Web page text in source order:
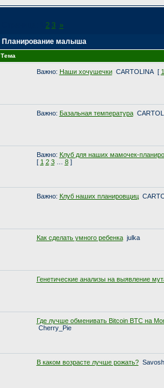
Планирование малыша
2 3 »
Тема
Важно: Наши хочушечки CARTOLINA [ 1
Важно: Базальная температура
Важно: Клуб для наших мамочек-
[ 1 2 3 8 ]
Важно: Клуб наших планировщиц
Как сделать умного ребенка julka
Генетические анализы на выявление
Где лучше обменивать Bitcoin BTC на
Cherry_Pie
В каком возрасте лучше рожать?